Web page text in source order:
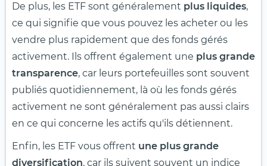
De plus, les ETF sont généralement plus liquides,
ce qui signifie que vous pouvez les acheter ou les
vendre plus rapidement que des fonds gérés
activement. Ils offrent également une plus grande
transparence, car leurs portefeuilles sont souvent
publiés quotidiennement, là où les fonds gérés
activement ne sont généralement pas aussi clairs
en ce qui concerne les actifs qu'ils détiennent.
Enfin, les ETF vous offrent une plus grande
diversification, car ils suivent souvent un indice